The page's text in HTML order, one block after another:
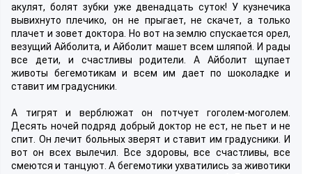
акулят, болят зубки уже двенадцать суток! У кузнечика
вывихнуто плечико, он не прыгает, не скачет, а только
плачет и зовет доктора. Но вот на землю спускается орел,
везущий Айболита, и Айболит машет всем шляпой. И рады
все дети, и счастливы родители. А Айболит щупает
животы бегемотикам и всем им дает по шоколадке и
ставит им градусники.
А тигрят и верблюжат он потчует гоголем-моголем.
Десять ночей подряд добрый доктор не ест, не пьет и не
спит. Он лечит больных зверят и ставит им градусники. И
вот он всех вылечил. Все здоровы, все счастливы, все
смеются и танцуют. А бегемотики ухватились за животики